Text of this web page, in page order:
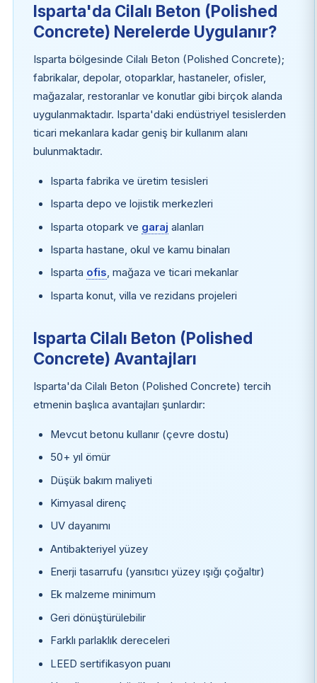
Isparta'da Cilalı Beton (Polished
Concrete) Nerelerde Uygulanır?
Isparta bölgesinde Cilalı Beton (Polished Concrete);
fabrikalar, depolar, otoparklar, hastaneler, ofisler,
mağazalar, restoranlar ve konutlar gibi birçok alanda
uygulanmaktadır. Isparta'daki endüstriyel tesislerden
ticari mekanlara kadar geniş bir kullanım alanı
bulunmaktadır.
Isparta fabrika ve üretim tesisleri
Isparta depo ve lojistik merkezleri
Isparta otopark ve garaj alanları
Isparta hastane, okul ve kamu binaları
Isparta ofis, mağaza ve ticari mekanlar
Isparta konut, villa ve rezidans projeleri
Isparta Cilalı Beton (Polished
Concrete) Avantajları
Isparta'da Cilalı Beton (Polished Concrete) tercih
etmenin başlıca avantajları şunlardır:
Mevcut betonu kullanır (çevre dostu)
50+ yıl ömür
Düşük bakım maliyeti
Kimyasal direnç
UV dayanımı
Antibakteriyel yüzey
Enerji tasarrufu (yansıtıcı yüzey ışığı çoğaltır)
Ek malzeme minimum
Geri dönüştürülebilir
Farklı parlaklık dereceleri
LEED sertifikasyon puanı